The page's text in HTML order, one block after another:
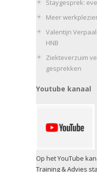
Staygesprek:
Meer
Valentijn
HNB
Ziekteverzuim
gesprekken
Youtube kanaal
Op het YouTube
Training & Advies